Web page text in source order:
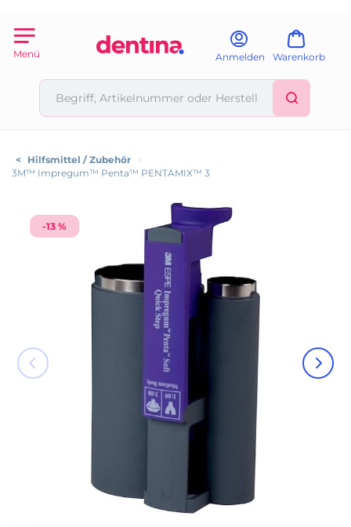
Menü Anmelden Warenkorb
< Hilfsmittel / Zubehör >
3M™ Impregum™ Penta™ PENTAMIX™ 3
-13 %